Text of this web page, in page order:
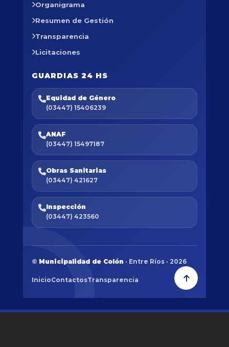
Organigrama
Resumen de Gestión
Transparencia
Licitaciones
GUARDIAS 24 HS
Equidad de Género
(03447) 15406239
ANAF
(03447) 15497187
Obras Sanitarias
(03447) 421627
Inspección
(03447) 423560
© Municipalidad de Colón · Entre Ríos · 2026
InicioContactosTransparencia